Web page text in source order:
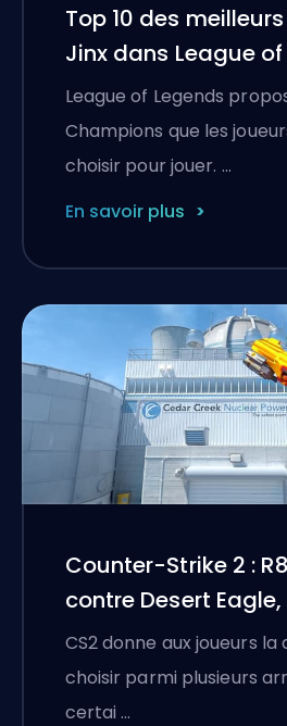
Top 10 des
Jinx dans League
League of Legends
Champions que les
choisir pour jouer. …
En savoir plus
Counter-Strike 2 :
contre Desert
pour vous ?
CS2 donne aux joueurs la
choisir parmi plusieurs
certai …